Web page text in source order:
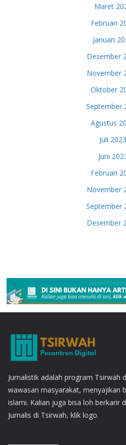
Maret
Februari
Januari
Desember
November
Oktober
September
Agustus
Juli 2023
Juni
Februari
November
September
Desember
Jurnalistik adalah program Tsirwah
wawasan masyarakat, menyajikan
islami. Kalian juga bisa loh berkarir
Jurnalis di Tsirwah, klik logo.